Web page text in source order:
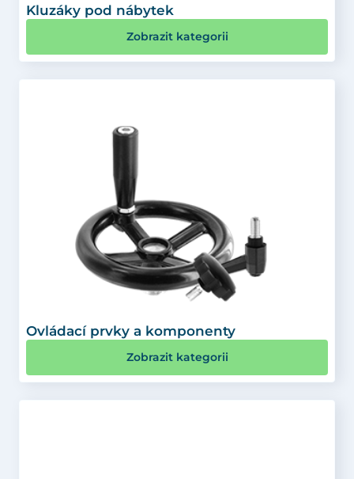
Kluzáky pod nábytek
Zobrazit kategorii
Ovládací prvky a komponenty
Zobrazit kategorii